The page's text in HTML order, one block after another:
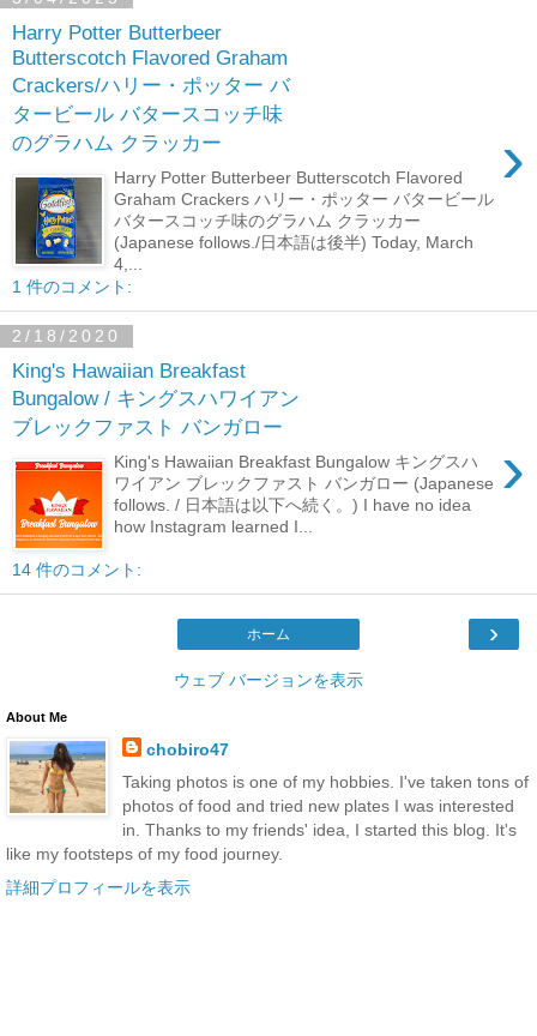
Harry Potter Butterbeer
Butterscotch Flavored Graham
Crackers/ハリー・ポッター バ
タービール バタースコッチ味
のグラハム クラッカー
›
Harry Potter Butterbeer Butterscotch Flavored
Graham Crackers ハリー・ポッター バタービール
バタースコッチ味のグラハム クラッカー
(Japanese follows./日本語は後半) Today, March
4,...
1 件のコメント:
2/18/2020
King's Hawaiian Breakfast
Bungalow / キングスハワイアン
ブレックファスト バンガロー
›
King's Hawaiian Breakfast Bungalow キングスハ
ワイアン ブレックファスト バンガロー (Japanese
follows. / 日本語は以下へ続く。) I have no idea
how Instagram learned I...
14 件のコメント:
›
ホーム
ウェブ バージョンを表示
About Me
chobiro47
Taking photos is one of my hobbies. I've taken tons of
photos of food and tried new plates I was interested
in. Thanks to my friends' idea, I started this blog. It's
like my footsteps of my food journey.
詳細プロフィールを表示